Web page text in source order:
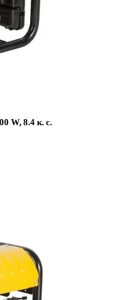
W, 8.4 к. с.